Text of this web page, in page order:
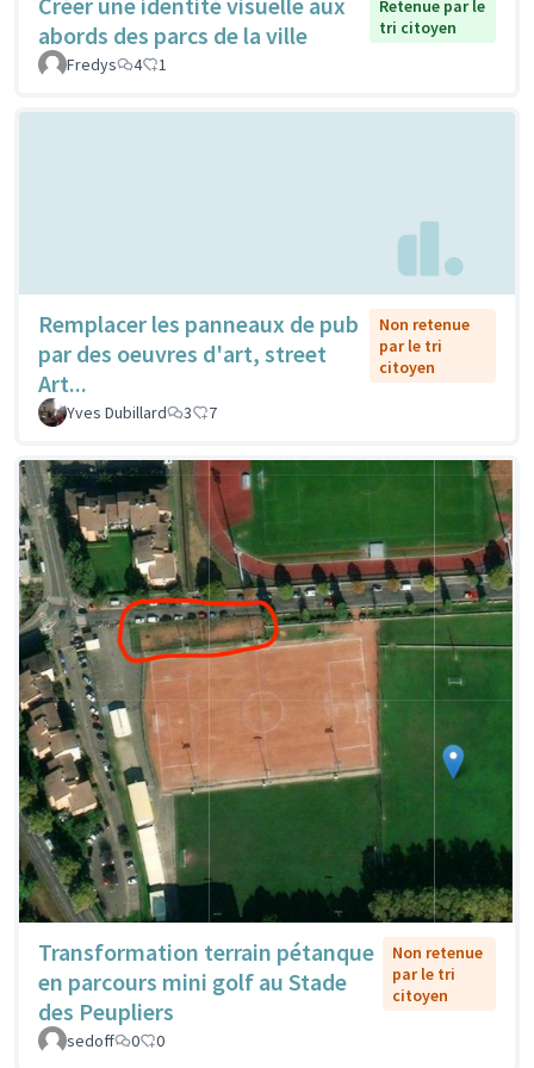
abords des parcs de la ville
Retenue par le
tri citoyen
Fredys
4 1
Remplacer les panneaux de pub
par des oeuvres d'art, street
Art...
Non retenue
par le tri
citoyen
Yves Dubillard 3 7
Transformation terrain pétanque
en parcours mini golf au Stade
des Peupliers
Non retenue
par le tri
citoyen
sedoff 0 0